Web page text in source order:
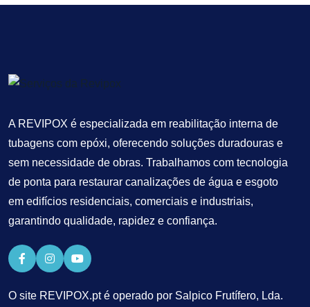
A REVIPOX é especializada em reabilitação interna de
tubagens com epóxi, oferecendo soluções duradouras e
sem necessidade de obras. Trabalhamos com tecnologia
de ponta para restaurar canalizações de água e esgoto
em edifícios residenciais, comerciais e industriais,
garantindo qualidade, rapidez e confiança.
O site REVIPOX.pt é operado por Salpico Frutífero, Lda.